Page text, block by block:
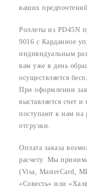
ваших
Роллеты из PD45N
9016 с Карданное
индивидуальным
вам уже в день
осуществляется
При оформлении
выставляется счет
поступают к нам на
отгрузки.
Оплата заказа
расчету. Мы
(Visa, MasterCard,
«Совесть» или